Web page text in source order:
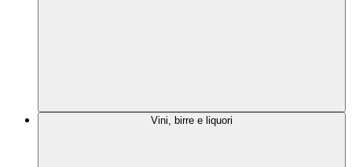
Vini, birre e liquori